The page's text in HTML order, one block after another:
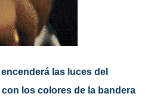
las luces del
los colores de la bandera